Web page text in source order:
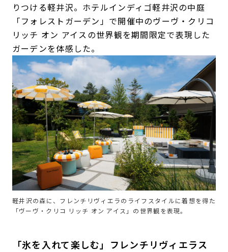
りつける軽井沢。ホテルインディゴ軽井沢の中庭
「フォレストガーデン」で開催中のヴーヴ・クリコ
リッチ オン アイスの世界観を期間限定で表現した
ガーデンを体感した。
軽井沢の森に、フレンチリヴィエラのライフスタイルに着想を得た
「ヴーヴ・クリコ リッチ オン アイス」の世界観を表現。
「氷を入れて楽しむ」フレンチリヴィエラス